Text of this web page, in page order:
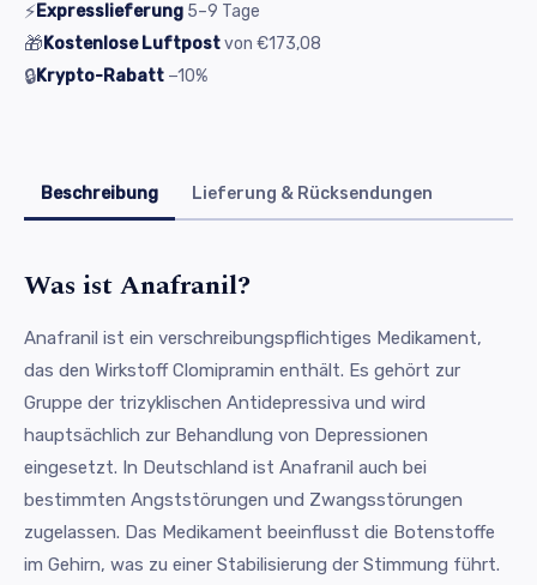
⚡Expresslieferung 5–9 Tage
🎁Kostenlose Luftpostvon €173,08
🔒Krypto-Rabatt −10%
Beschreibung Lieferung & Rücksendungen
Was ist Anafranil?
Anafranil ist ein verschreibungspflichtiges Medikament,
das den Wirkstoff Clomipramin enthält. Es gehört zur
Gruppe der trizyklischen Antidepressiva und wird
hauptsächlich zur Behandlung von Depressionen
eingesetzt. In Deutschland ist Anafranil auch bei
bestimmten Angststörungen und Zwangsstörungen
zugelassen. Das Medikament beeinflusst die Botenstoffe
im Gehirn, was zu einer Stabilisierung der Stimmung führt.